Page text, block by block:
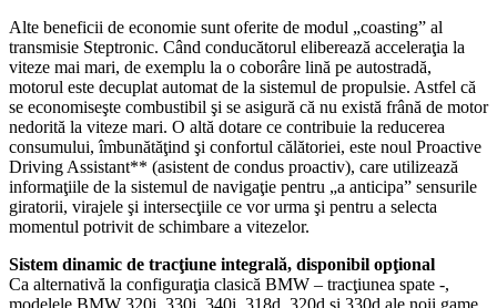
Alte beneficii de economie sunt oferite de modul „coasting” al
transmisie Steptronic. Când conducătorul eliberează acceleraţia la
viteze mai mari, de exemplu la o coborâre lină pe autostradă,
motorul este decuplat automat de la sistemul de propulsie. Astfel că
se economiseşte combustibil şi se asigură că nu există frână de motor
nedorită la viteze mari. O altă dotare ce contribuie la reducerea
consumului, îmbunătăţind şi confortul călătoriei, este noul Proactive
Driving Assistant** (asistent de condus proactiv), care utilizează
informaţiile de la sistemul de navigaţie pentru „a anticipa” sensurile
giratorii, virajele şi intersecţiile ce vor urma şi pentru a selecta
momentul potrivit de schimbare a vitezelor.
Sistem dinamic de tracţiune integrală, disponibil opţional
Ca alternativă la configuraţia clasică BMW – tracţiunea spate -,
modelele BMW 320i, 330i, 340i, 318d, 320d şi 330d ale noii game